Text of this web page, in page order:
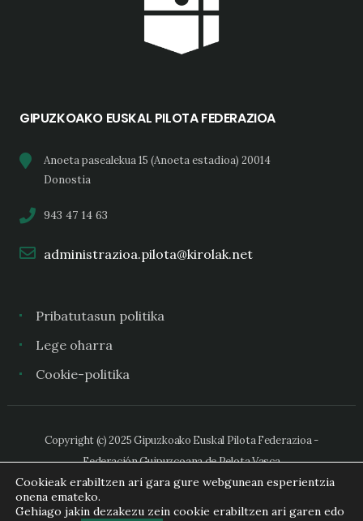
GIPUZKOAKO EUSKAL PILOTA FEDERAZIOA
Anoeta pasealekua 15 (Anoeta estadioa) 20014
Donostia
943 47 14 63
administrazioa.pilota@kirolak.net
Pribatutasun politika
Lege oharra
Cookie-politika
Copyright (c) 2025 Gipuzkoako Euskal Pilota Federazioa -
Federación Guipuzcoana de Pelota Vasca
Cookieak erabiltzen ari gara gure webgunean esperientzia
onena emateko.
Gehiago jakin dezakezu zein cookie erabiltzen ari garen edo